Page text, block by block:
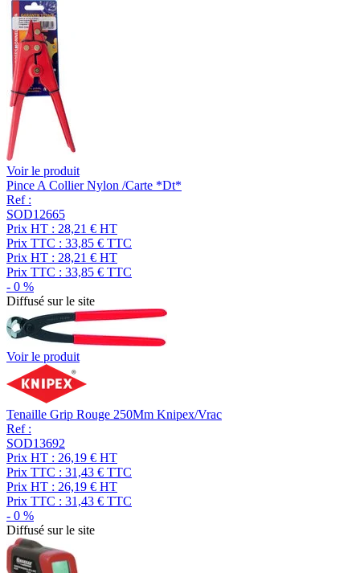
Voir le produit
Pince A Collier Nylon /Carte *Dt*
Ref :
SOD12665
Prix HT : 28,21 € HT
Prix TTC : 33,85 € TTC
Prix HT : 28,21 € HT
Prix TTC : 33,85 € TTC
- 0 %
Diffusé sur le site
Voir le produit
Tenaille Grip Rouge 250Mm Knipex/Vrac
Ref :
SOD13692
Prix HT : 26,19 € HT
Prix TTC : 31,43 € TTC
Prix HT : 26,19 € HT
Prix TTC : 31,43 € TTC
- 0 %
Diffusé sur le site